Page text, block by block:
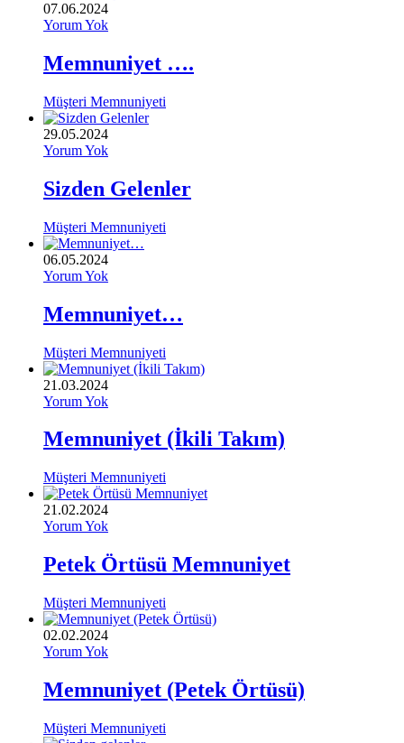
07.06.2024
Yorum Yok
Memnuniyet ….
Müşteri Memnuniyeti
29.05.2024
Yorum Yok
Sizden Gelenler
Müşteri Memnuniyeti
06.05.2024
Yorum Yok
Memnuniyet…
Müşteri Memnuniyeti
21.03.2024
Yorum Yok
Memnuniyet (İkili Takım)
Müşteri Memnuniyeti
21.02.2024
Yorum Yok
Petek Örtüsü Memnuniyet
Müşteri Memnuniyeti
02.02.2024
Yorum Yok
Memnuniyet (Petek Örtüsü)
Müşteri Memnuniyeti